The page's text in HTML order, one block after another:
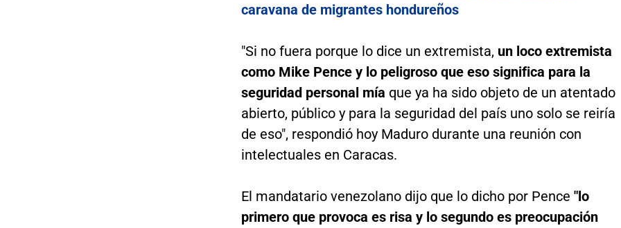
caravana de migrantes hondureños
"Si no fuera porque lo dice un extremista, un loco extremista
como Mike Pence y lo peligroso que eso significa para la
seguridad personal mía que ya ha sido objeto de un atentado
abierto, público y para la seguridad del país uno solo se reiría
de eso", respondió hoy Maduro durante una reunión con
intelectuales en Caracas.
El mandatario venezolano dijo que lo dicho por Pence "lo
primero que provoca es risa y lo segundo es preocupación